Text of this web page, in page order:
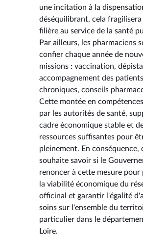
une incitation à la
déséquilibrant, cela
filière au service de la santé
Par ailleurs, les pharmaciens
confier chaque année de
missions : vaccination,
accompagnement des patients
chroniques, conseils
Cette montée en
par les autorités de santé,
cadre économique stable et
ressources suffisantes pour
pleinement. En conséquence,
souhaite savoir si le
renoncer à cette mesure pour
la viabilité économique du
officinal et garantir l'égalité
soins sur l'ensemble du
particulier dans le
Loire.